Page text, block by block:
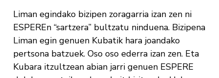
Liman egindako bizipen zoragarria izan zen ni
ESPEREn “sartzera” bultzatu ninduena. Bizipena
Liman egin genuen Kubatik hara joandako
pertsona batzuek. Oso oso ederra izan zen. Eta
Kubara itzultzean abian jarri genuen ESPERE